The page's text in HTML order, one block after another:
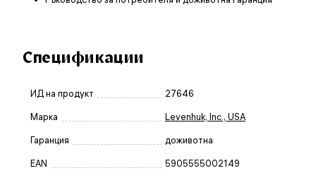
Спецификации
ИД на продукт 27646
Марка Levenhuk, Inc., USA
Гаранция доживотна
EAN 5905555002149